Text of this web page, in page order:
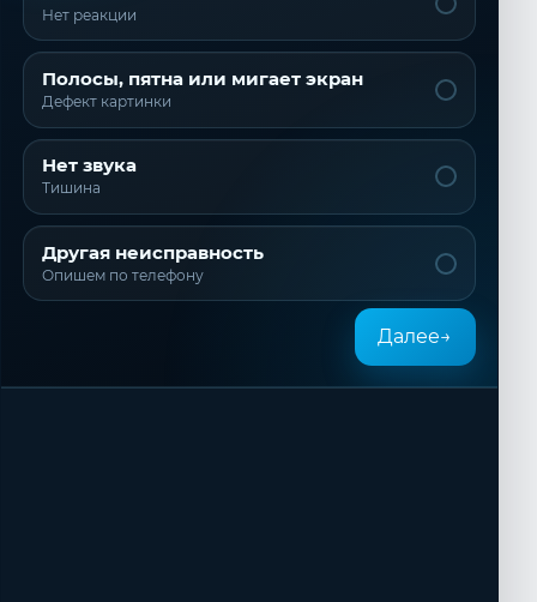
Нет реакции
Полосы, пятна или мигает экран
Дефект картинки
Нет звука
Тишина
Другая неисправность
Опишем по телефону
Далее→